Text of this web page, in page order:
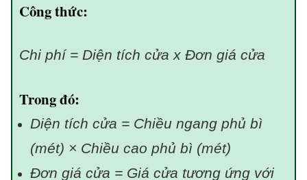
Công thức:
Chi phí = Diện tích cửa x Đơn giá cửa
Trong đó:
Diện tích cửa = Chiều ngang phủ bì
(mét) × Chiều cao phủ bì (mét)
Đơn giá cửa = Giá cửa tương ứng với